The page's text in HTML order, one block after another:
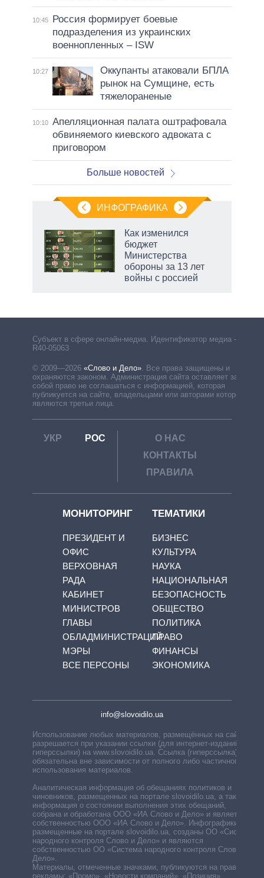
10:45
Россия формирует боевые
подразделения из украинских
военнопленных – ISW
10:27
Оккупанты атаковали БПЛА
рынок на Сумщине, есть
тяжелораненые
10:10 Апелляционная палата оштрафовала
обвиняемого киевского адвоката с
приговором
Больше новостей
ИНФОГРАФИКА
Как изменился
бюджет
Министерства
обороны за 13 лет
войны с россией
Субъект в сфере онлайн-медиа. Идентификатор медиа –
R40-05063
© 2009—2026 «Слово и Дело»
Все права защищены и
охраняются законом. Администрация сайта оставляет за
собой право не соглашаться с информацией, которая
публикуется на сайте, владельцами или авторами которой
являются третьи лица.
УКР РОС
О НАС
КОНТАКТЫ
ПРАВИЛА
МОНИТОРИНГ
ПРЕЗИДЕНТ И
ОФИС
ВЕРХОВНАЯ
РАДА
КАБИНЕТ
МИНИСТРОВ
ГЛАВЫ
ОБЛАДМИНИСТРАЦИЙ
МЭРЫ
ВСЕ ПЕРСОНЫ
ТЕМАТИКИ
БИЗНЕС
КУЛЬТУРА
НАУКА
НАЦИОНАЛЬНАЯ
БЕЗОПАСНОСТЬ
ОБЩЕСТВО
ПОЛИТИКА
ПРАВО
ФИНАНСЫ
ЭКОНОМИКА
info@slovoidilo.ua
Использование любых материалов, размещённых на сайте,
разрешается при указании ссылки (для интернет-изданий —
гиперссылки) на www.slovoidilo.ua. Ссылка (гиперссылка)
обязательна вне зависимости от полного либо частичного
использования материалов.
Аналитическая информация об обещаниях политиков и
чиновников, размещенных на портале slovoidilo.ua, а также
информация о состоянии выполнения этих обещаний,
собрана и обработана ООО «ИА Слово и Дело» и является
собственностью ООО «ИА Слово и Дело». Инфографики,
размещенные на портале slovoidilo.ua, созданы ОО «Система
народного контроля Слово и Дело» и являются
собственностью ОО «Система народного контроля Слово и
Дело».
Материалы, отмеченные значками, публикуются на правах
рекламы: «Промо», «Новости компаний», «Позиция»,